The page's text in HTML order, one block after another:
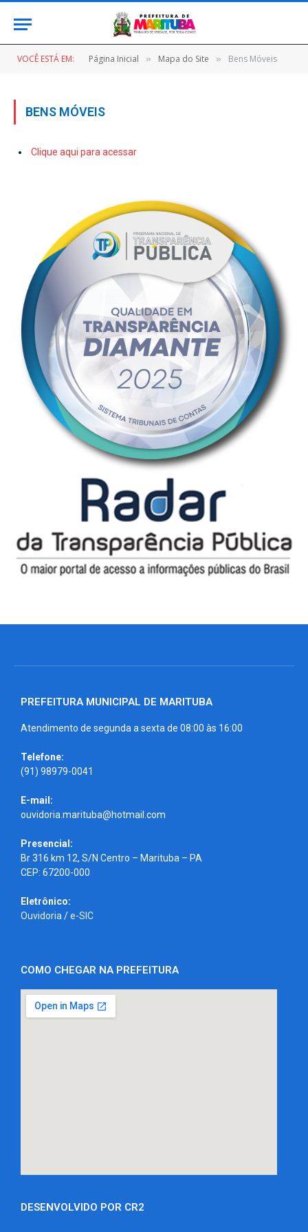
VOCÊ ESTÁ EM: Página Inicial » Mapa do Site » Bens Móveis
BENS MÓVEIS
Clique aqui para acessar
PREFEITURA MUNICIPAL DE MARITUBA
Atendimento de segunda a sexta de 08:00 às 16:00
Telefone:
(91) 98979-0041
E-mail:
ouvidoria.marituba@hotmail.com
Presencial:
Br 316 km 12, S/N Centro – Marituba – PA
CEP: 67200-000
Eletrônico:
Ouvidoria /e-SIC
COMO CHEGAR NA PREFEITURA
DESENVOLVIDO POR CR2